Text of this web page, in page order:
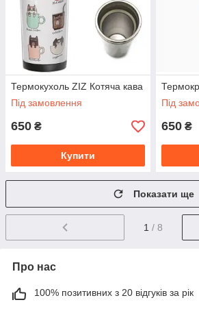
Термокухоль ZIZ Котяча кава
Під замовлення
650 ₴
Купити
Під
650 ₴
Показати ще
1 / 8
Про нас
100% позитивних з 20 відгуків за рік